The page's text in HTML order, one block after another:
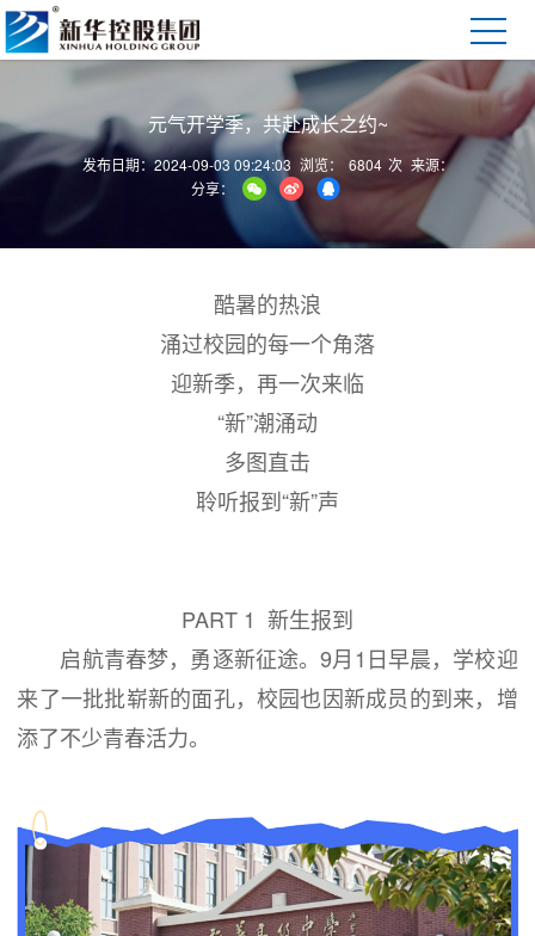
元气开学季，共赴成长之约~
发布日期：2024-09-03 09:24:03 浏览： 6804 次 来源：
分享：
酷暑的热浪
涌过校园的每一个角落
迎新季，再一次来临
“新”潮涌动
多图直击
聆听报到“新”声
PART 1 新生报到
启航青春梦，勇逐新征途。9月1日早晨，学校迎
来了一批批崭新的面孔，校园也因新成员的到来，增
添了不少青春活力。